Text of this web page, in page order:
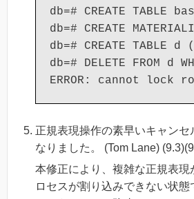
db=# CREATE
db=# CREATE
db=# CREATE
db=# DELETE FROM d
正規表現操作の素早いキャンセ
なりました。 (Tom Lane)
本修正により、複雑な正規表現
ロセスが割り込みできない状態